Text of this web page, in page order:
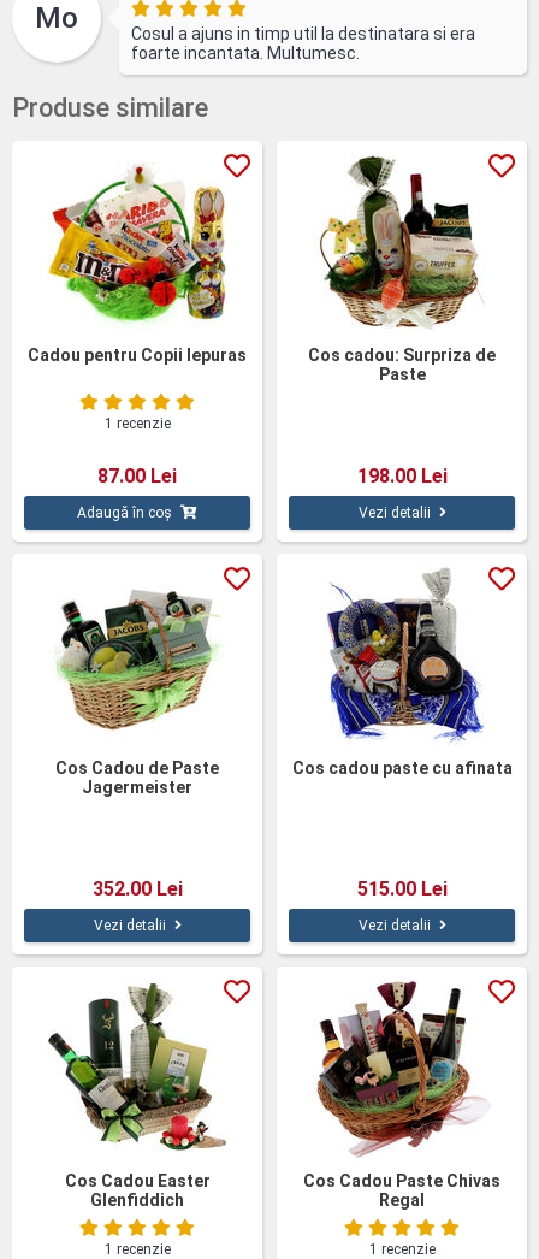
Mo
Cosul a ajuns in timp util la destinatara si era
foarte incantata. Multumesc.
Produse similare
Cadou pentru Copii Iepuras
1 recenzie
87.00 Lei
Adaugă în coș
Cos cadou: Surpriza de
Paste
198.00 Lei
Vezi detalii
Cos Cadou de Paste
Jagermeister
352.00 Lei
Vezi detalii
Cos cadou paste cu afinata
515.00 Lei
Vezi detalii
Cos Cadou Easter
Glenfiddich
1 recenzie
Cos Cadou Paste Chivas
Regal
1 recenzie